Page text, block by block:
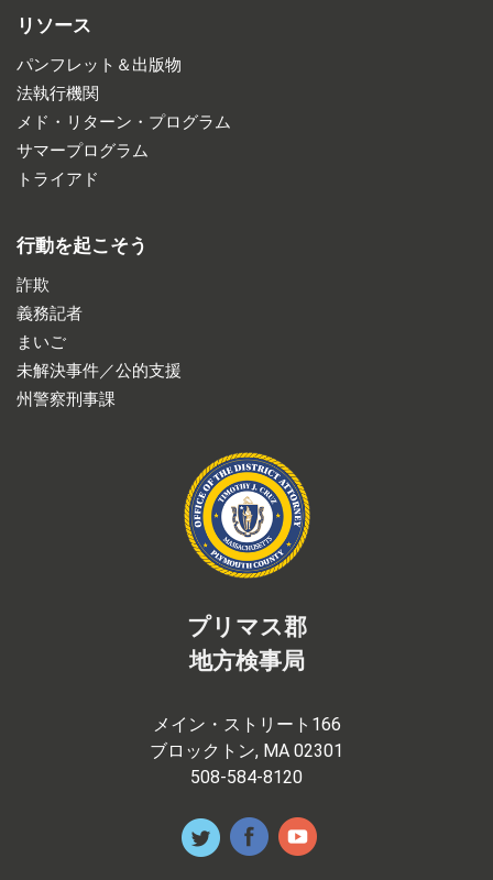
リソース
パンフレット＆出版物
法執行機関
メド・リターン・プログラム
サマープログラム
トライアド
行動を起こそう
詐欺
義務記者
まいご
未解決事件／公的支援
州警察刑事課
プリマス郡
地方検事局
メイン・ストリート166
ブロックトン, MA 02301
508-584-8120